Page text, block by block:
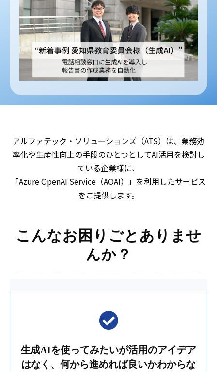
アルファテック・ソリューションズ（ATS）は、業務効
率化や生産性向上の手段のひとつとしてAI活用を検討し
ている企業様に、
「Azure OpenAI Service（AOAI）」を利用したサービス
をご提供します。
こんなお困りごとありませ
んか？
生成AIを使ってみたいが活用のアイデア
はなく、何から進めれば良いかわからな